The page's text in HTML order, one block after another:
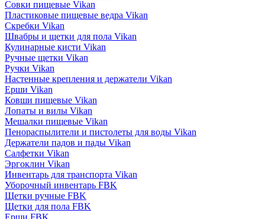
Совки пищевые Vikan
Пластиковые пищевые ведра Vikan
Скребки Vikan
Швабры и щетки для пола Vikan
Кулинарные кисти Vikan
Ручные щетки Vikan
Ручки Vikan
Настенные крепления и держатели Vikan
Ерши Vikan
Ковши пищевые Vikan
Лопаты и вилы Vikan
Мешалки пищевые Vikan
Пенораспылители и пистолеты для воды Vikan
Держатели падов и пады Vikan
Салфетки Vikan
Эргоклин Vikan
Инвентарь для транспорта Vikan
Уборочный инвентарь FBK
Щетки ручные FBK
Щетки для пола FBK
Ерши FBK